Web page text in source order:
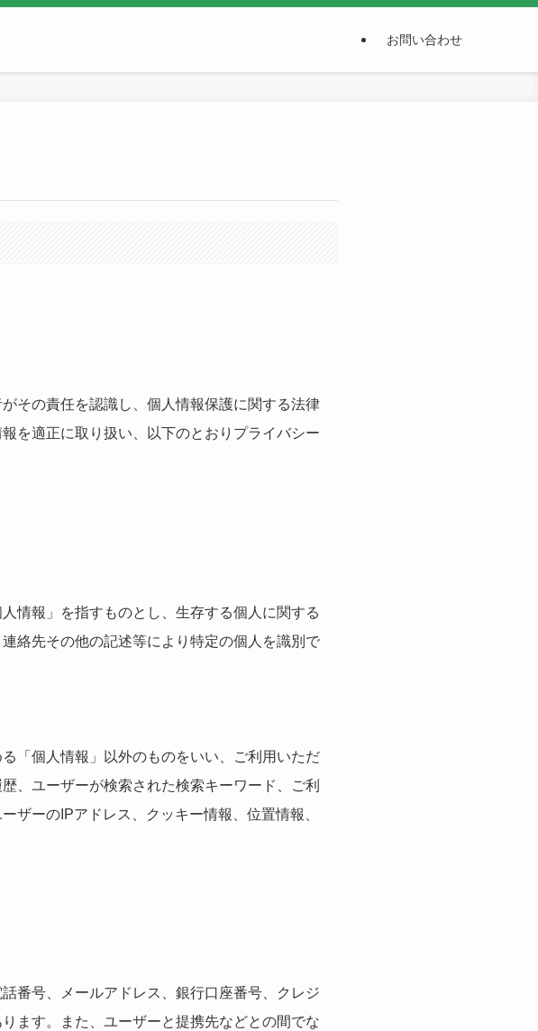
お問い合わせ
その責任を認識し、個人情報保護に関する法律
を適正に取り扱い、以下のとおりプライバシー
情報」を指すものとし、生存する個人に関する
絡先その他の記述等により特定の個人を識別で
「個人情報」以外のものをいい、ご利用いただ
、ユーザーが検索された検索キーワード、ご利
ザーのIPアドレス、クッキー情報、位置情報、
番号、メールアドレス、銀行口座番号、クレジ
ます。また、ユーザーと提携先などとの間でな